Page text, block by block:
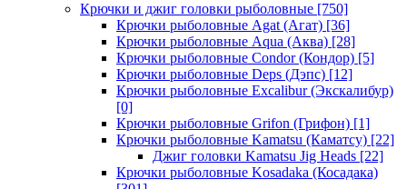
Крючки и джиг головки рыболовные [750]
Крючки рыболовные Agat (Агат) [36]
Крючки рыболовные Aqua (Аква) [28]
Крючки рыболовные Condor (Кондор) [5]
Крючки рыболовные Deps (Дэпс) [12]
Крючки рыболовные Excalibur (Экскалибур)
[0]
Крючки рыболовные Grifon (Грифон) [1]
Крючки рыболовные Kamatsu (Каматсу) [22]
Джиг головки Kamatsu Jig Heads [22]
Крючки рыболовные Kosadaka (Косадака)